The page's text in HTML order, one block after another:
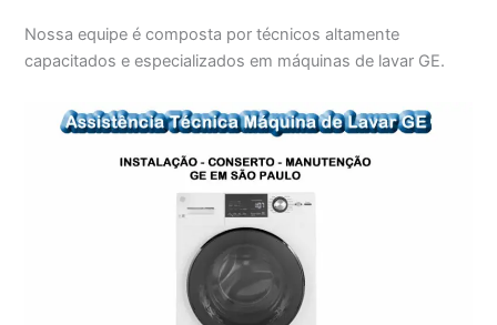
Nossa equipe é composta por técnicos altamente
capacitados e especializados em máquinas de lavar GE.